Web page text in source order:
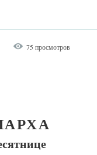
75 просмотров